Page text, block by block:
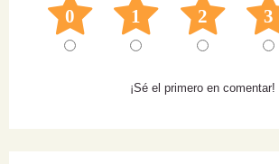
0 1 2 3
¡Sé el primero en comentar!